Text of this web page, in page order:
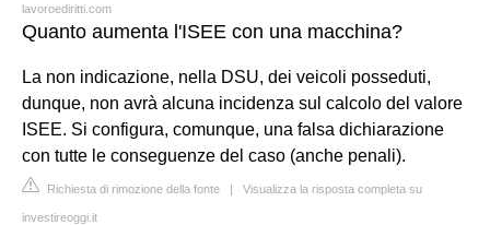
lavoroediritti.com
Quanto aumenta l'ISEE con una macchina?
La non indicazione, nella DSU, dei veicoli posseduti,
dunque, non avrà alcuna incidenza sul calcolo del valore
ISEE. Si configura, comunque, una falsa dichiarazione
con tutte le conseguenze del caso (anche penali).
Richiesta di rimozione della fonte | Visualizza la risposta completa su
investireoggi.it